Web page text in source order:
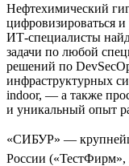
Нефтехимический
цифровизироваться
ИТ-специалисты
задачи по любой
решений по
инфраструктурных
indoor, — а также
и уникальный опыт
«СИБУР» —
России